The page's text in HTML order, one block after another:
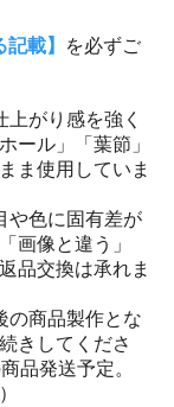
載】
を必ずご
上がり感を強く
ール」「葉節」
ま使用していま
や色に固有差が
画像と違う」
品交換は承れま
の商品製作とな
きしてくださ
品発送予定。